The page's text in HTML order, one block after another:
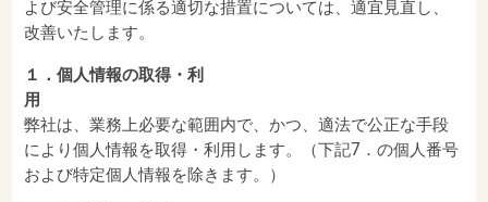
よび安全管理に係る適切な措置については、適宜見直し、
改善いたします。
１．個人情報の取得・利
弊社は、業務上必要な範囲内で、かつ、適法で公正な手段
により個人情報を取得・利用します。（下記7．の個人番号
および特定個人情報を除きます。）